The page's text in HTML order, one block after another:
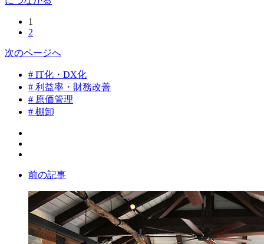
1
2
次のページへ
# IT化・DX化
# 利益率・財務改善
# 原価管理
# 棚卸
前の記事